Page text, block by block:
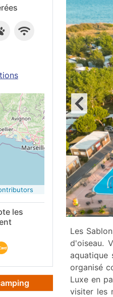
les
Les
d'oiseau.
aquatique
organisé
Luxe en
visiter les